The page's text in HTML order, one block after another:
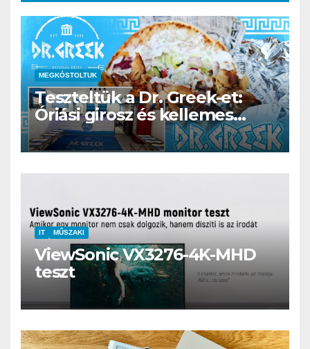
MEGKÓSTOLTUK
Teszteltük a Dr. Greek-et:
Óriási girosz és kellemes
kerthelyiség Csepel szívében
IT MŰSZAKI
ViewSonic VX3276-4K-MHD
teszt